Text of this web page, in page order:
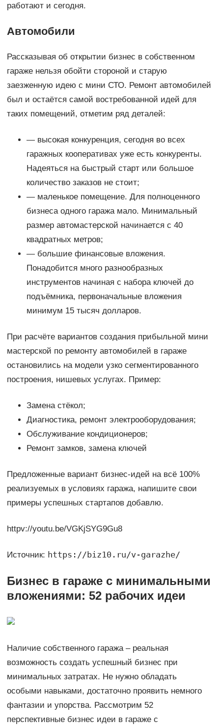
работают и сегодня.
Автомобили
Рассказывая об открытии бизнес в собственном
гараже нельзя обойти стороной и старую
заезженную идею с мини СТО. Ремонт автомобилей
был и остаётся самой востребованной идей для
таких помещений, отметим ряд деталей:
— высокая конкуренция, сегодня во всех
гаражных кооперативах уже есть конкуренты.
Надеяться на быстрый старт или большое
количество заказов не стоит;
— маленькое помещение. Для полноценного
бизнеса одного гаража мало. Минимальный
размер автомастерской начинается с 40
квадратных метров;
— большие финансовые вложения.
Понадобится много разнообразных
инструментов начиная с набора ключей до
подъёмника, первоначальные вложения
минимум 15 тысяч долларов.
При расчёте вариантов создания прибыльной мини
мастерской по ремонту автомобилей в гараже
остановились на модели узко сегментированного
построения, нишевых услугах. Пример:
Замена стёкол;
Диагностика, ремонт электрооборудования;
Обслуживание кондиционеров;
Ремонт замков, замена ключей
Предложенные вариант бизнес-идей на всё 100%
реализуемых в условиях гаража, напишите свои
примеры успешных стартапов добавлю.
httpv://youtu.be/VGKjSYG9Gu8
Источник: https://biz10.ru/v-garazhe/
Бизнес в гараже с минимальными
вложениями: 52 рабочих идеи
Наличие собственного гаража – реальная
возможность создать успешный бизнес при
минимальных затратах. Не нужно обладать
особыми навыками, достаточно проявить немного
фантазии и упорства. Рассмотрим 52
перспективные бизнес идеи в гараже с